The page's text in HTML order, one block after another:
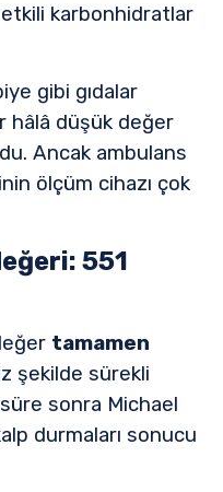
etkili karbonhidratlar
gibi gıdalar
hâlâ düşük değer
Ancak ambulans
ölçüm cihazı çok
551
tamamen
şekilde sürekli
süre sonra Michael
durmaları sonucu